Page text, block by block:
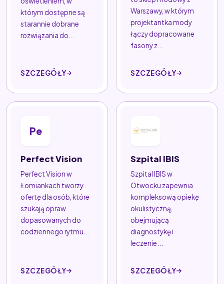
którym dostępne są
starannie dobrane
rozwiązania do...
SZCZEGÓŁY
Warszawy, w którym
projektantka mody
łączy dopracowane
fasony z...
SZCZEGÓŁY
Pe
Perfect Vision
Perfect Vision w
Łomiankach tworzy
ofertę dla osób, które
szukają opraw
dopasowanych do
codziennego rytmu...
SZCZEGÓŁY
Szpital IBIS
Szpital IBIS w
Otwocku zapewnia
kompleksową opiekę
okulistyczną,
obejmującą
diagnostykę i
leczenie...
SZCZEGÓŁY